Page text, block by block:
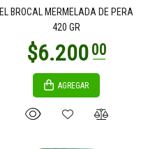
EL BROCAL MERMELADA DE PERA
420 GR
AGREGAR